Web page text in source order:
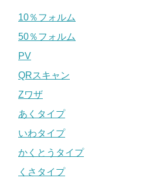
10％フォルム
50％フォルム
PV
QRスキャン
Zワザ
あくタイプ
いわタイプ
かくとうタイプ
くさタイプ